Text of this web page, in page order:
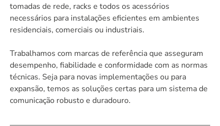
tomadas de rede, racks e todos os acessórios
necessários para instalações eficientes em ambientes
residenciais, comerciais ou industriais.
Trabalhamos com marcas de referência que asseguram
desempenho, fiabilidade e conformidade com as normas
técnicas. Seja para novas implementações ou para
expansão, temos as soluções certas para um sistema de
comunicação robusto e duradouro.